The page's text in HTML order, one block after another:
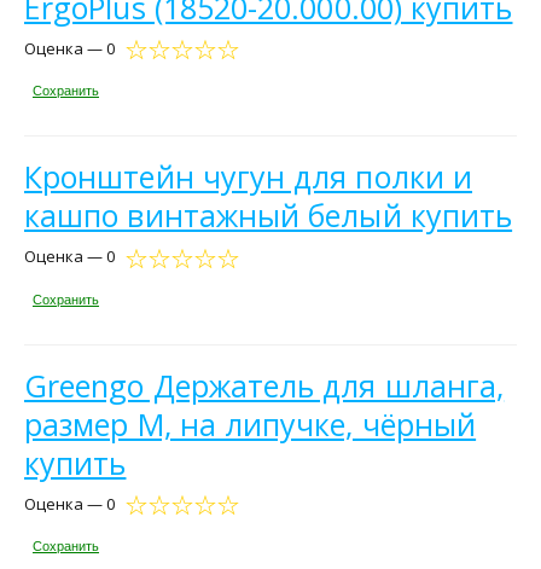
Оценка — 0
Сохранить
Кронштейн чугун для полки и
кашпо винтажный белый купить
Оценка — 0
Сохранить
Greengo Держатель для шланга,
размер М, на липучке, чёрный
купить
Оценка — 0
Сохранить